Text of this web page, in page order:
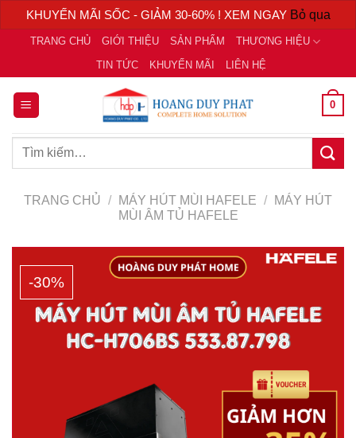
KHUYẾN MÃI SỐC - GIẢM 30-60% ! XEM NGAY Bỏ qua
Chuyển
nội
dung
TRANG CHỦ GIỚI THIỆU SẢN PHẨM
THƯƠNG HIỆU
TIN TỨC
KHUYẾN MÃI LIÊN HỆ
0
Tìm
TRANG CHỦ / MÁY HÚT MÙI HAFELE /
MÁY HÚT
MÙI ÂM TỦ HAFELE
-30%